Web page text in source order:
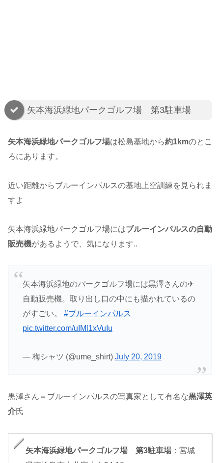
矢本海浜緑地パークゴルフ場 第3駐車場
矢本海浜緑地パークゴルフ場は松島基地から約1kmのとこ
ろにあります。
近い距離からブルーインパルスの基地上空訓練を見られま
すよ
矢本海浜緑地パークゴルフ場にはブルーインパルスの自動
販売機があるようで、気になります..
矢本海浜緑地のパークゴルフ場には黒澤さんの✈
自動販売機。取り出し口の中にも描かれているの
がすごい。 #ブルーインパルス
pic.twitter.com/uIMl1xVuIu
— 梅シャツ (@ume_shirt) July 20, 2019
黒澤さん＝ブルーインパルスの写真家として有名な黒澤英
介氏
矢本海浜緑地パークゴルフ場 第3駐車場 ：宮城